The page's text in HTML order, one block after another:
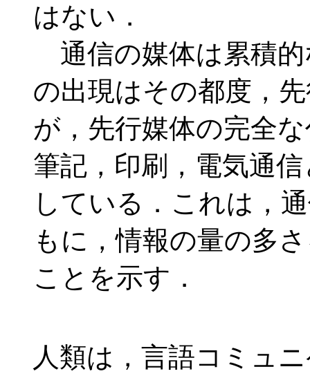
はない．
通信の媒体は累積
の出現はその都度，
が，先行媒体の完全
筆記，印刷，電気通
している．これは，
もに，情報の量の多
ことを示す．
人類は，言語コミュ